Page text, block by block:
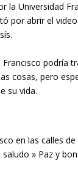
Universidad
por abrir el
podría
cosas, pero
su vida.
en las calles
» Paz y